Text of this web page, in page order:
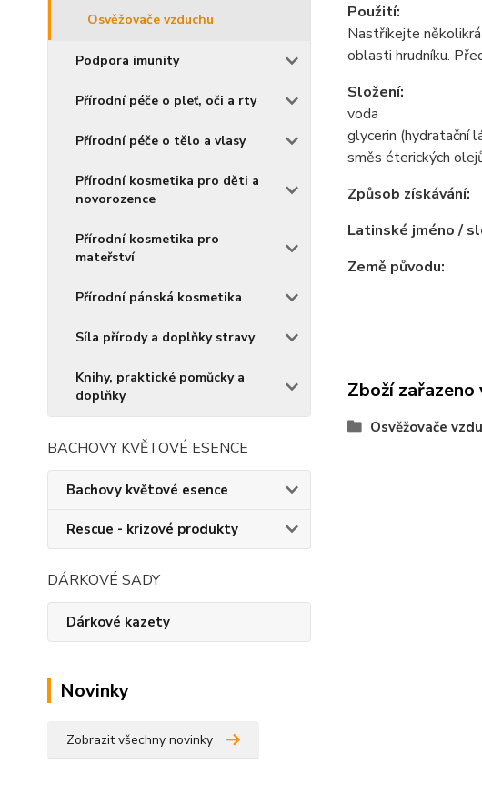
Osvěžovače vzduchu
Podpora imunity
Přírodní péče o pleť, oči a rty
Přírodní péče o tělo a vlasy
Přírodní kosmetika pro děti a
novorozence
Přírodní kosmetika pro
mateřství
Přírodní pánská kosmetika
Síla přírody a doplňky stravy
Knihy, praktické pomůcky a
doplňky
BACHOVY KVĚTOVÉ ESENCE
Bachovy květové esence
Rescue - krizové produkty
DÁRKOVÉ SADY
Dárkové kazety
Novinky
Zobrazit všechny novinky
Použití:
Nastříkejte
oblasti hrudníku.
Složení:
voda
glycerin (hydratační
směs éterických
Způsob získávání:
Latinské jméno /
Země původu:
Zboží
Osvěžovače